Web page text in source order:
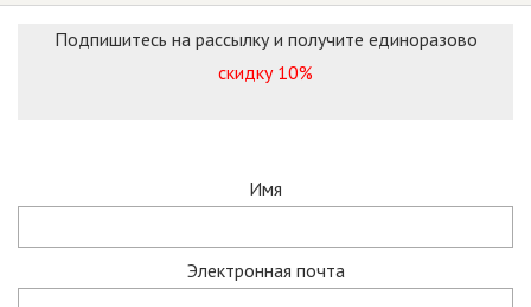
Подпишитесь на рассылку и получите единоразово
скидку 10%
Имя
Электронная почта